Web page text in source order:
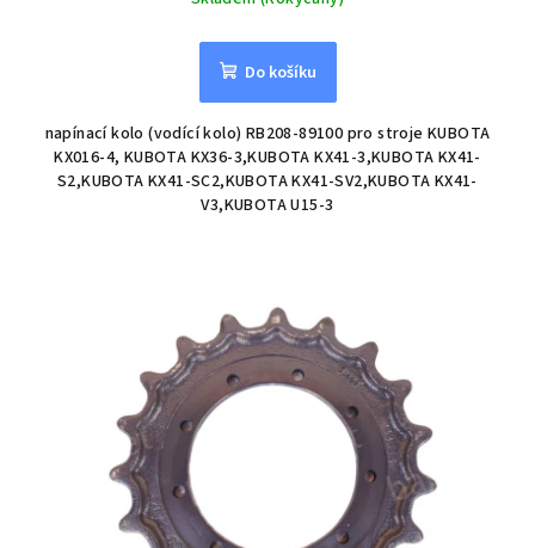
Do košíku
napínací kolo (vodící kolo) RB208-89100 pro stroje KUBOTA
KX016-4, KUBOTA KX36-3,KUBOTA KX41-3,KUBOTA KX41-
S2,KUBOTA KX41-SC2,KUBOTA KX41-SV2,KUBOTA KX41-
V3,KUBOTA U15-3